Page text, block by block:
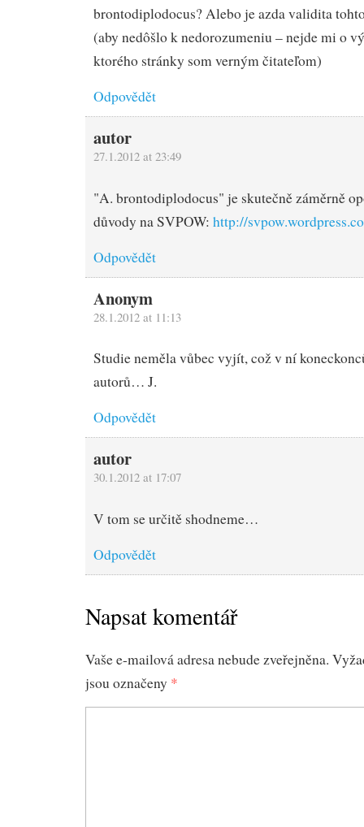
brontodiplodocus? Alebo je azda validita
(aby nedôšlo k nedorozumeniu – nejde mi o
ktorého stránky som verným čitateľom)
Odpovědět
autor
27.1.2012 at 23:49
"A. brontodiplodocus" je skutečně záměrně
důvody na SVPOW: http://
Odpovědět
Anonym
28.1.2012 at 11:13
Studie neměla vůbec vyjít, což v ní
autorů… J.
Odpovědět
autor
30.1.2012 at 17:07
V tom se určitě shodneme…
Odpovědět
Napsat komentář
Vaše e-mailová adresa nebude zveřejněna.
jsou označeny *